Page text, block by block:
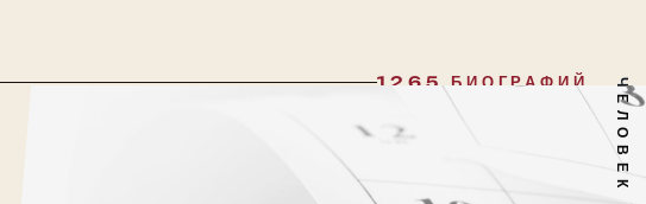
1265 БИОГРАФИЙ